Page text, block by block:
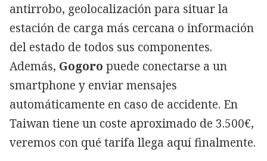
antirrobo, geolocalización para situar la
estación de carga más cercana o información
del estado de todos sus componentes.
Además, Gogoro puede conectarse a un
smartphone y enviar mensajes
automáticamente en caso de accidente. En
Taiwan tiene un coste aproximado de 3.500€,
veremos con qué tarifa llega aquí finalmente.